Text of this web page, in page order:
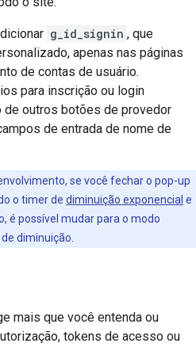
g_id_signin , que
apenas nas páginas
de contas de usuário.
para inscrição ou login
de outros botões de provedor
de entrada de nome de
se você fechar o pop-up
o timer de diminuição exponencial e
é possível mudar para o modo
diminuição.
mais que você entenda ou
tokens de acesso ou